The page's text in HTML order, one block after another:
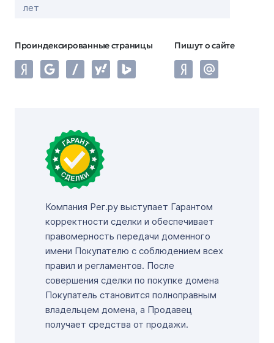
лет
Проиндексированные страницы Пишут о сайте
Компания Рег.ру выступает Гарантом
корректности сделки и обеспечивает
правомерность передачи доменного
имени Покупателю с соблюдением всех
правил и регламентов. После
совершения сделки по покупке домена
Покупатель становится полноправным
владельцем домена, а Продавец
получает средства от продажи.